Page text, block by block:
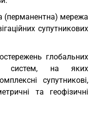
(перманентна) мережа
супутникових
глобальних
систем, на яких
супутникові,
та геофізичні